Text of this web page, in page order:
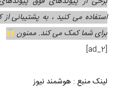
استفاده می کنید ، به پشتیبانی
برای شما کمک می کند. ممنون
[ad_2]
لینک منبع : هوشمند نیوز